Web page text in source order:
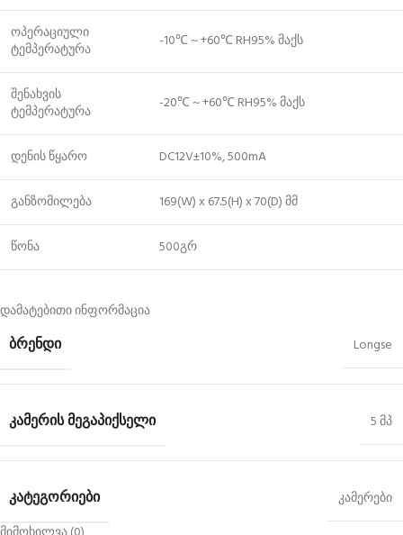
ოპერაციული
ტემპერატურა
-10℃ ~ +60℃ RH95% მაქს
შენახვის
ტემპერატურა
-20℃ ~ +60℃ RH95% მაქს
დენის წყარო DC12V±10%, 500mA
განზომილება 169(W) x 67.5(H) x 70(D) მმ
წონა 500გრ
დამატებითი ინფორმაცია
ᲑᲠᲔᲜᲓᲘ Longse
ᲙᲐᲛᲔᲠᲘᲡ ᲛᲔᲒᲐᲞᲘᲥᲡᲔᲚᲘ 5 მპ
ᲙᲐᲢᲔᲒᲝᲠᲘᲔᲑᲘ
კამერები